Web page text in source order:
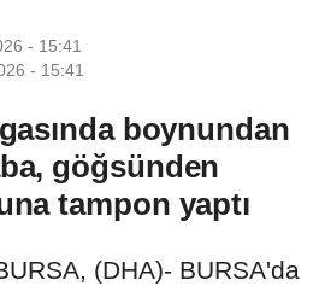
- 15:41
- 15:41
boynundan
göğsünden
tampon yaptı
(DHA)- BURSA'da